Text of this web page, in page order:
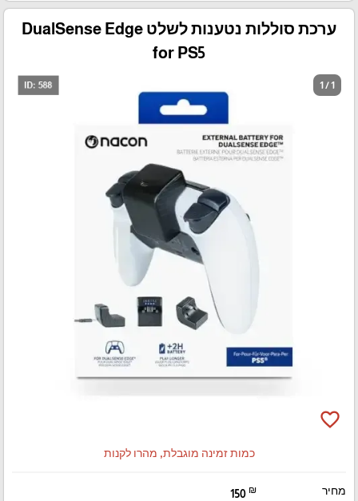
ערכת סוללות נטענות לשלט DualSense Edge
for PS5
1 / 1
favorite_border
כמות זמינה מוגבלת, מהרו לקנות
מחיר 150 ₪